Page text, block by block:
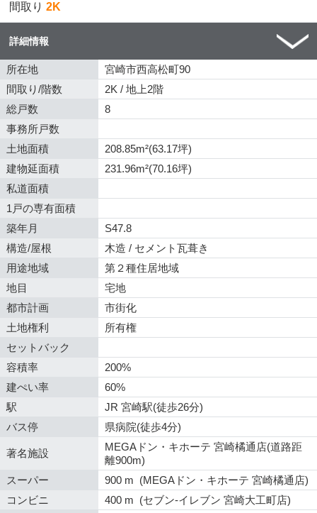
間取り2K
詳細情報
所在地
宮崎市西高松町90
間取り/階数
2K / 地上2階
総戸数
8
事務所戸数
土地面積
208.85m²(63.17坪)
建物延面積
231.96m²(70.16坪)
私道面積
1戸の専有面積
築年月
S47.8
構造/屋根
木造 / セメント瓦葺き
用途地域
第２種住居地域
地目
宅地
都市計画
市街化
土地権利
所有権
セットバック
容積率
200%
建ぺい率
60%
駅
JR 宮崎駅(徒歩26分)
バス停
県病院(徒歩4分)
著名施設
MEGAドン・キホーテ 宮崎橘通店(道路距
離900m)
スーパー
900 m (MEGAドン・キホーテ 宮崎橘通店)
コンビニ
400 m (セブン-イレブン 宮崎大工町店)